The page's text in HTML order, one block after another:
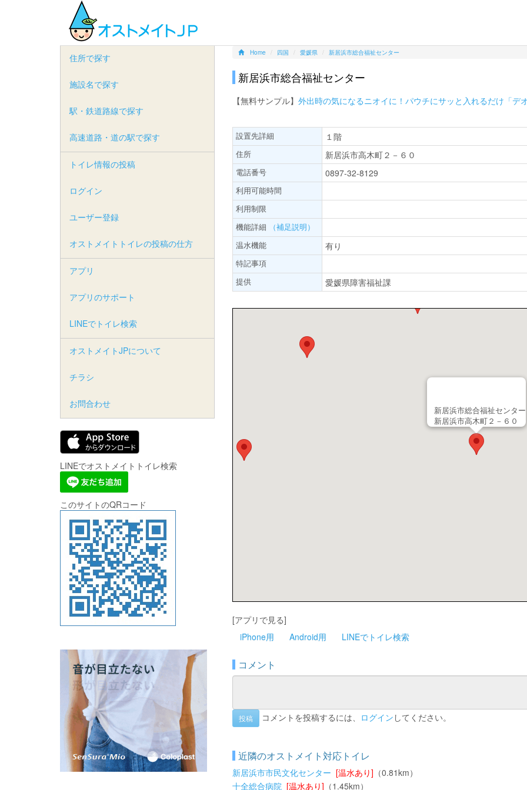
Home 四国 愛媛県 新居浜市総合福祉センター
新居浜市総合福祉センター
【無料サンプル】 外出時の気になるニオイに！パウチにサッと入れるだけ「デ
設置先詳細 １階
住所 新居浜市高木町２－６０
電話番号 0897-32-8129
利用可能時間
利用制限
機能詳細
（補足説明）
温水機能
有り
特記事項
提供
愛媛県障害福祉課
新居浜市総合福祉センター
新居浜市高木町２－６０
[アプリで見る]
iPhone用
Android用 LINEでトイレ検索
コメント
投稿 コメントを投稿するには、 ログイン してください。
近隣のオストメイト対応トイレ
新居浜市市民文化センター [温水あり] （0.81km）
十全総合病院 [温水あり] （1.45km）
住所で探す
施設名で探す
駅・鉄道路線で探す
高速道路・道の駅で探す
トイレ情報の投稿
ログイン
ユーザー登録
オストメイトトイレの投稿の仕方
アプリ
アプリのサポート
LINEでトイレ検索
オストメイトJPについて
チラシ
お問合わせ
LINEでオストメイトトイレ検索
このサイトのQRコード